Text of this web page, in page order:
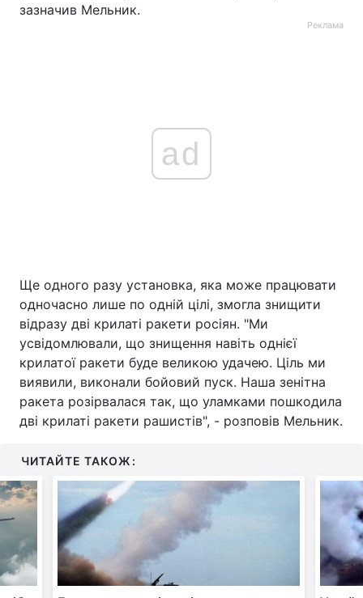
зазначив Мельник.
Реклама
ad
Ще одного разу установка, яка може працювати
одночасно лише по одній цілі, змогла знищити
відразу дві крилаті ракети росіян. "Ми
усвідомлювали, що знищення навіть однієї
крилатої ракети буде великою удачею. Ціль ми
виявили, виконали бойовий пуск. Наша зенітна
ракета розірвалася так, що уламками пошкодила
дві крилаті ракети рашистів", - розповів Мельник.
ЧИТАЙТЕ ТАКОЖ: